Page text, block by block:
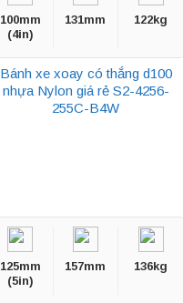
100mm
(4in)
131mm 122kg
Bánh xe xoay có thắng d100
nhựa Nylon giá rẻ S2-4256-
255C-B4W
125mm
(5in)
157mm 136kg